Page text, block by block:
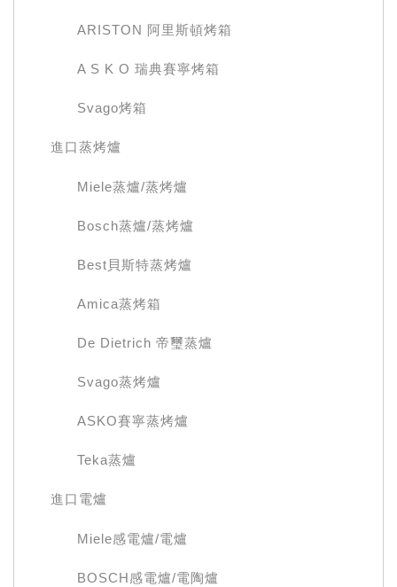
ARISTON 阿里斯頓烤箱
A S K O 瑞典賽寧烤箱
Svago烤箱
進口蒸烤爐
Miele蒸爐/蒸烤爐
Bosch蒸爐/蒸烤爐
Best貝斯特蒸烤爐
Amica蒸烤箱
De Dietrich 帝璽蒸爐
Svago蒸烤爐
ASKO賽寧蒸烤爐
Teka蒸爐
進口電爐
Miele感電爐/電爐
BOSCH感電爐/電陶爐